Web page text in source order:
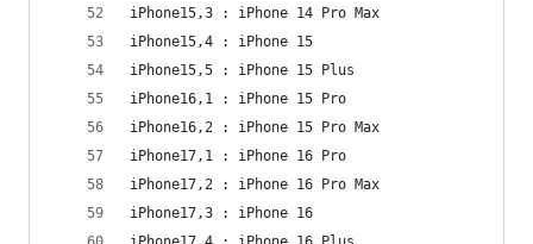
iPhone15,3 : iPhone 14 Pro Max
iPhone15,4 : iPhone 15
iPhone15,5 : iPhone 15 Plus
iPhone16,1 : iPhone 15 Pro
iPhone16,2 : iPhone 15 Pro Max
iPhone17,1 : iPhone 16 Pro
iPhone17,2 : iPhone 16 Pro Max
iPhone17,3 : iPhone 16